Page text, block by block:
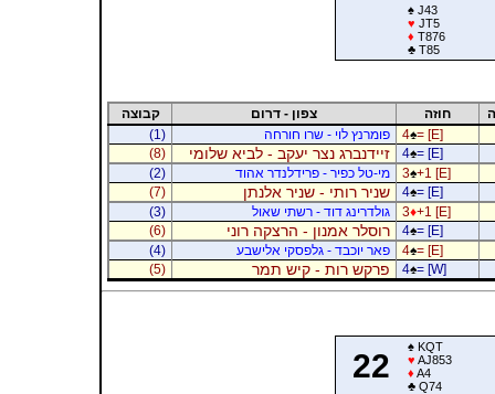
♠J43
♥ JT5
♦ T876
♣T85
חוזה צפון - דרום
קבוצה
4♠= [E] פומרנץ לוי - שרו חורחה
(1)
4♠= [E] זיידנברג נצר יעקב - לביא שלומי
(8)
3♠+1 [E] מי-טל כפיר - פרידלנדר אהוד
(2)
4♠= [E] שניר רותי - שניר אלנתן
(7)
3♦+1 [E] גולדרינג דוד - רשתי שאול
(3)
4♠= [E] רוסלר אמנון - הרצקה רוני
(6)
4♠= [E] פאר יוכבד - גלפסקי אלישבע
(4)
4♠= [W] פרקש רות - קיש תמר (5)
22
♠KQT
♥ AJ853
♦ A4
♣Q74